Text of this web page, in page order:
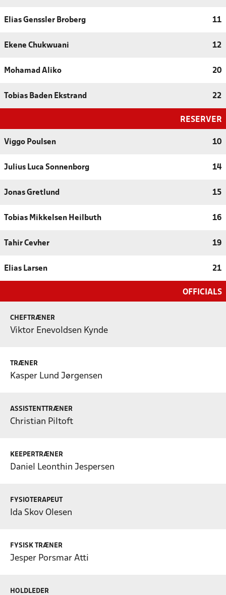
Elias Genssler Broberg 11
Ekene Chukwuani 12
Mohamad Aliko 20
Tobias Baden Ekstrand 22
RESERVER
Viggo Poulsen 10
Julius Luca Sonnenborg 14
Jonas Gretlund 15
Tobias Mikkelsen Heilbuth 16
Tahir Cevher 19
Elias Larsen 21
OFFICIALS
CHEFTRÆNER
Viktor Enevoldsen Kynde
TRÆNER
Kasper Lund Jørgensen
ASSISTENTTRÆNER
Christian Piltoft
KEEPERTRÆNER
Daniel Leonthin Jespersen
FYSIOTERAPEUT
Ida Skov Olesen
FYSISK TRÆNER
Jesper Porsmar Atti
HOLDLEDER